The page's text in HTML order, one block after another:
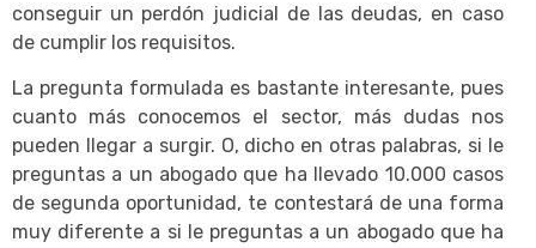
conseguir un perdón judicial de las deudas, en caso
de cumplir los requisitos.
La pregunta formulada es bastante interesante, pues
cuanto más conocemos el sector, más dudas nos
pueden llegar a surgir. O, dicho en otras palabras, si le
preguntas a un abogado que ha llevado 10.000 casos
de segunda oportunidad, te contestará de una forma
muy diferente a si le preguntas a un abogado que ha